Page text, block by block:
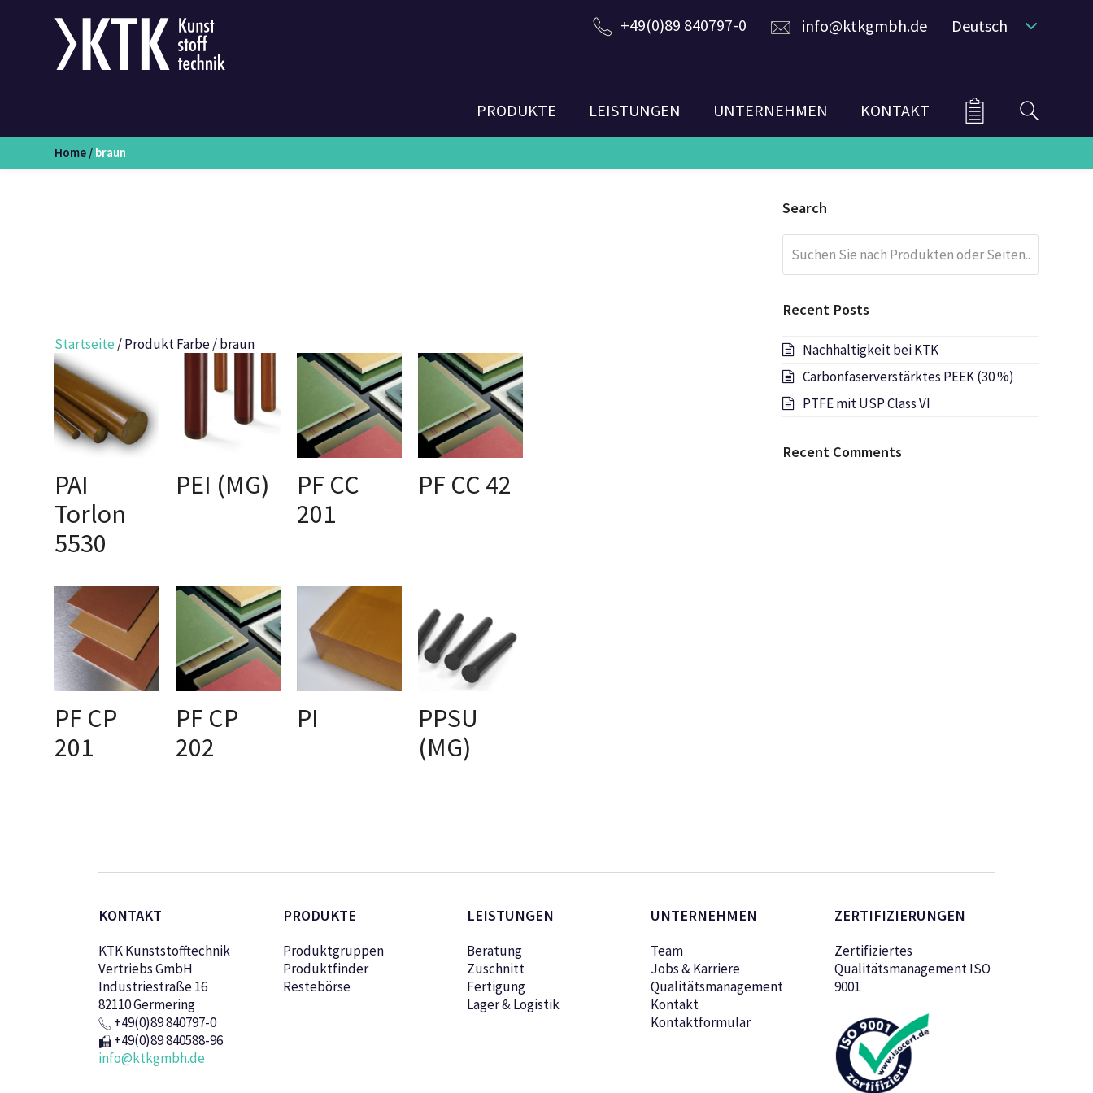
+49(0)89 840797-0 info@ktkgmbh.de Deutsch
PRODUKTE LEISTUNGEN UNTERNEHMEN KONTAKT
Home / braun
Startseite / Produkt Farbe / braun
AUSFÜHRUNG
WÄHLEN
PAI
Torlon
5530
PEI (MG)
AUSFÜHRUNG
PF CC
201
PF CC 42
AUSFÜHRUNG
PF CP
201
AUSFÜHRUNG
PF CP
202
PI
AUSFÜHRUNG
PPSU
(MG)
Search
Sie
nach
oder
Submit
Recent Posts
Nachhaltigkeit bei KTK
Carbonfaserverstärktes PEEK (30 %)
PTFE mit USP Class VI
Recent Comments
KONTAKT
KTK Kunststofftechnik
Vertriebs GmbH
Industriestraße 16
82110 Germering
+49(0)89 840797-0
+49(0)89 840588-96
info@ktkgmbh.de
PRODUKTE
Produktgruppen
Produktfinder
Restebörse
LEISTUNGEN
Beratung
Zuschnitt
Fertigung
Lager & Logistik
UNTERNEHMEN
Team
Jobs & Karriere
Qualitätsmanagement
Kontakt
Kontaktformular
ZERTIFIZIERUNGEN
Zertifiziertes
Qualitätsmanagement ISO
9001